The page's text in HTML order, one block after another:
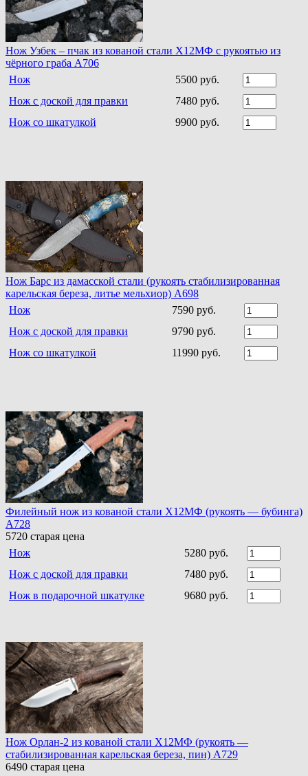
Нож Узбек – пчак из кованой стали Х12МФ с рукоятью из
чёрного граба A706
Нож
5500 руб.
Нож с доской для правки
7480 руб.
Нож со шкатулкой
9900 руб.
Нож Барс из дамасской стали (рукоять стабилизированная
карельская береза, литье мельхиор) A698
Нож
7590 руб.
Нож с доской для правки
9790 руб.
Нож со шкатулкой
11990 руб.
Филейный нож из кованой стали Х12МФ (рукоять — бубинга)
A728
5720 старая цена
Нож
5280 руб.
Нож с доской для правки
7480 руб.
Нож в подарочной шкатулке
9680 руб.
Нож Орлан-2 из кованой стали Х12МФ (рукоять —
стабилизированная карельская береза, пин) A729
6490 старая цена